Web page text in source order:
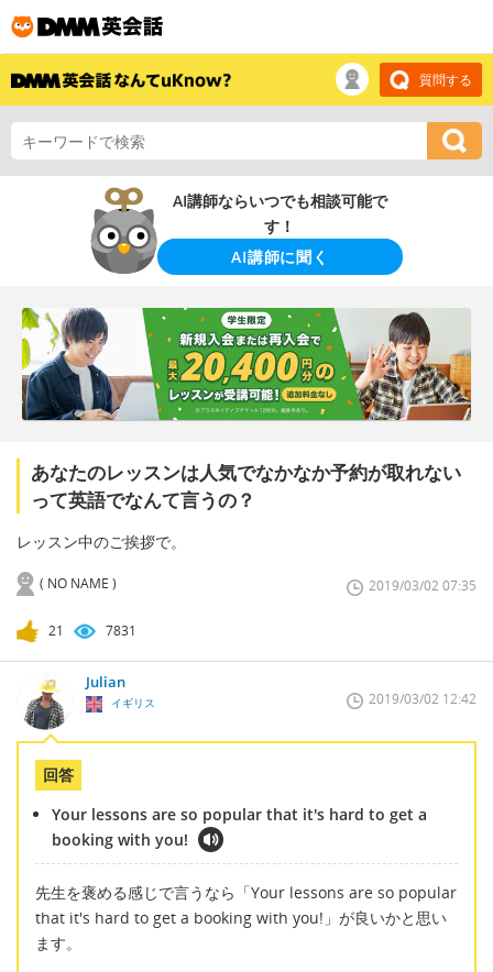
質問する
AI講師ならいつでも相談可能で
す！
AI講師に聞く
あなたのレッスンは人気でなかなか予約が取れない
って英語でなんて言うの？
レッスン中のご挨拶で。
( NO NAME ) 2019/03/02 07:35
21 7831
Julian
イギリス 2019/03/02 12:42
回答
Your lessons are so popular that it's hard to get a
booking with you!
先生を褒める感じで言うなら「Your lessons are so popular
that it's hard to get a booking with you!」が良いかと思い
ます。